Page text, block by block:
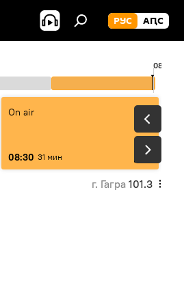
РУС АԤС
08:59
On air
08:30 31 мин
г. Гагра 101.3